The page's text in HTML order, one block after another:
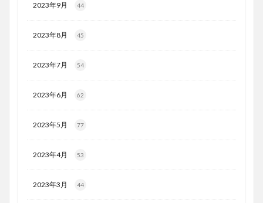
2023年9月 44
2023年8月 45
2023年7月 54
2023年6月 62
2023年5月 77
2023年4月 53
2023年3月 44